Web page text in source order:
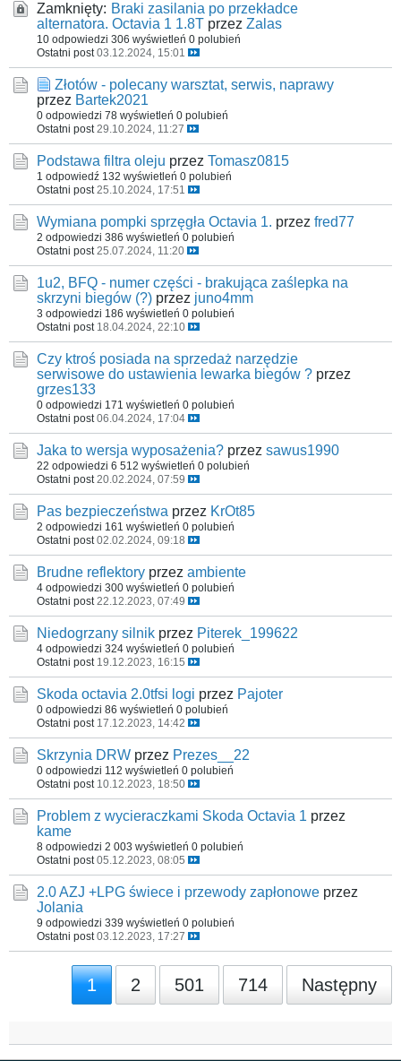
Zamknięty: Braki zasilania po przekładce
alternatora. Octavia 1 1.8T przez Zalas
10 odpowiedzi 306 wyświetleń 0 polubień
Ostatni post 03.12.2024, 15:01
Złotów - polecany warsztat, serwis, naprawy
przez Bartek2021
0 odpowiedzi 78 wyświetleń 0 polubień
Ostatni post 29.10.2024, 11:27
Podstawa filtra oleju przez Tomasz0815
1 odpowiedź 132 wyświetleń 0 polubień
Ostatni post 25.10.2024, 17:51
Wymiana pompki sprzęgła Octavia 1. przez fred77
2 odpowiedzi 386 wyświetleń 0 polubień
Ostatni post 25.07.2024, 11:20
1u2, BFQ - numer części - brakująca zaślepka na
skrzyni biegów (?) przez juno4mm
3 odpowiedzi 186 wyświetleń 0 polubień
Ostatni post 18.04.2024, 22:10
Czy ktroś posiada na sprzedaż narzędzie
serwisowe do ustawienia lewarka biegów ? przez
grzes133
0 odpowiedzi 171 wyświetleń 0 polubień
Ostatni post 06.04.2024, 17:04
Jaka to wersja wyposażenia? przez sawus1990
22 odpowiedzi 6 512 wyświetleń 0 polubień
Ostatni post 20.02.2024, 07:59
Pas bezpieczeństwa przez KrOt85
2 odpowiedzi 161 wyświetleń 0 polubień
Ostatni post 02.02.2024, 09:18
Brudne reflektory przez ambiente
4 odpowiedzi 300 wyświetleń 0 polubień
Ostatni post 22.12.2023, 07:49
Niedogrzany silnik przez Piterek_199622
4 odpowiedzi 324 wyświetleń 0 polubień
Ostatni post 19.12.2023, 16:15
Skoda octavia 2.0tfsi logi przez Pajoter
0 odpowiedzi 86 wyświetleń 0 polubień
Ostatni post 17.12.2023, 14:42
Skrzynia DRW przez Prezes__22
0 odpowiedzi 112 wyświetleń 0 polubień
Ostatni post 10.12.2023, 18:50
Problem z wycieraczkami Skoda Octavia 1 przez
kame
8 odpowiedzi 2 003 wyświetleń 0 polubień
Ostatni post 05.12.2023, 08:05
2.0 AZJ +LPG świece i przewody zapłonowe przez
Jolania
9 odpowiedzi 339 wyświetleń 0 polubień
Ostatni post 03.12.2023, 17:27
1 2 501 714 Następny